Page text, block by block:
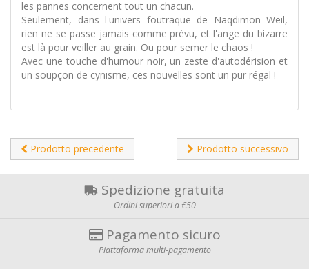
les pannes concernent tout un chacun.
Seulement, dans l'univers foutraque de Naqdimon Weil,
rien ne se passe jamais comme prévu, et l'ange du bizarre
est là pour veiller au grain. Ou pour semer le chaos !
Avec une touche d'humour noir, un zeste d'autodérision et
un soupçon de cynisme, ces nouvelles sont un pur régal !
Prodotto precedente Prodotto successivo
Spedizione gratuita
Ordini superiori a €50
Pagamento sicuro
Piattaforma multi-pagamento